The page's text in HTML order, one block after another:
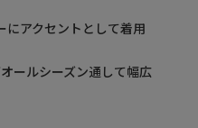
にアクセントとして着用
ールシーズン通して幅広